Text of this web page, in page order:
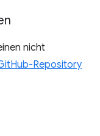
nicht
Repository